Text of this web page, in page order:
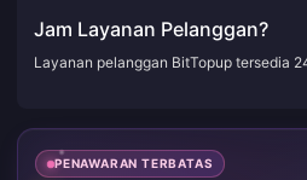
Jam Layanan Pelanggan?
Layanan pelanggan BitTopup tersedia
PENAWARAN TERBATAS